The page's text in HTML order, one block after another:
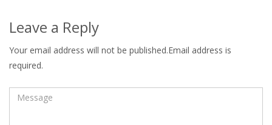
Leave a Reply
Your email address will not be published.Email address is
required.